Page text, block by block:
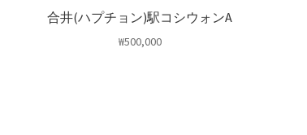
合井(ハプチョン)駅コシウォンA
₩500,000